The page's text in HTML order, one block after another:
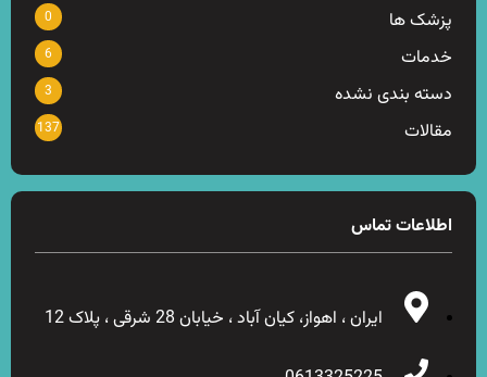
پزشک ها 0
خدمات 6
دسته بندی نشده 3
مقالات 137
اطلاعات تماس
ایران ، اهواز، کیان آباد ، خیابان 28 شرقی ، پلاک 12